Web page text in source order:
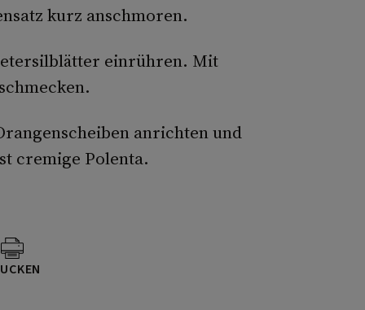
kurz anschmoren.
einrühren. Mit
anrichten und
cremige Polenta.